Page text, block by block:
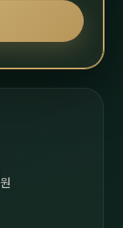
원